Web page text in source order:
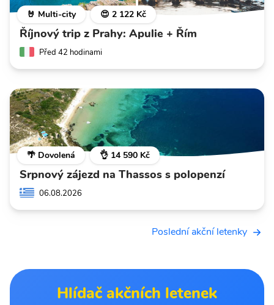
🤘 Multi-city 😍 2 122 Kč
Říjnový trip z Prahy: Apulie + Řím
Před 42 hodinami
🌴 Dovolená 👌 14 590 Kč
Srpnový zájezd na Thassos s polopenzí
06.08.2026
Poslední akční letenky
Hlídač akčních letenek